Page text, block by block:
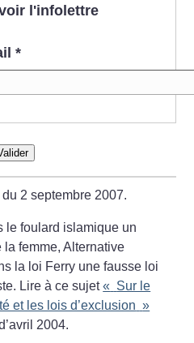
l'infolettre
*
2 septembre 2007.
le foulard islamique un
femme, Alternative
la loi Ferry une fausse loi
Lire à ce sujet« Sur le
et les lois d’exclusion »
2004.